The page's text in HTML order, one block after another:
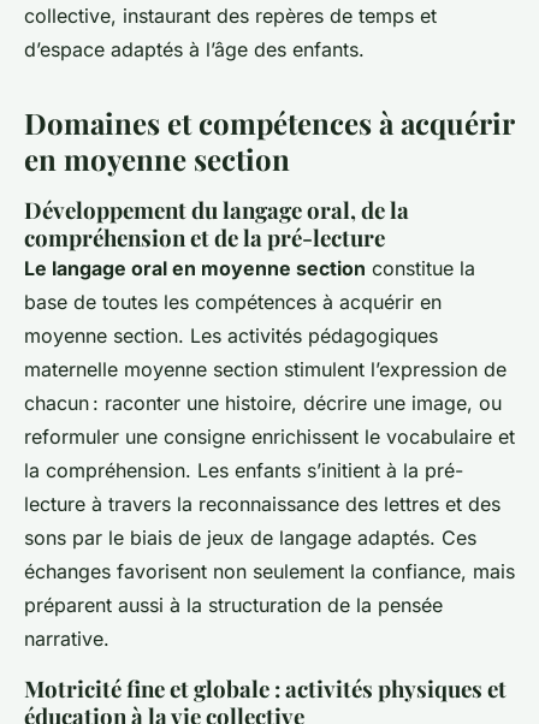
collective, instaurant des repères de temps et
d’espace adaptés à l’âge des enfants.
Domaines et compétences à acquérir
en moyenne section
Développement du langage oral, de la
compréhension et de la pré-lecture
Le langage oral en moyenne section constitue la
base de toutes les compétences à acquérir en
moyenne section. Les activités pédagogiques
maternelle moyenne section stimulent l’expression de
chacun : raconter une histoire, décrire une image, ou
reformuler une consigne enrichissent le vocabulaire et
la compréhension. Les enfants s’initient à la pré-
lecture à travers la reconnaissance des lettres et des
sons par le biais de jeux de langage adaptés. Ces
échanges favorisent non seulement la confiance, mais
préparent aussi à la structuration de la pensée
narrative.
Motricité fine et globale : activités physiques et
éducation à la vie collective